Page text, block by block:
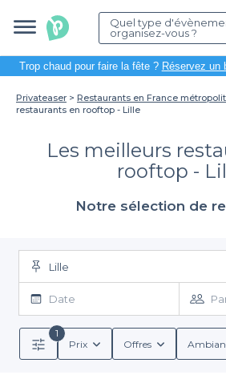
Quel type
organisez-vous ?
Trop chaud pour faire la fête ? Réservez un
Privateaser Restaurants en France
restaurants en rooftop - Lille
Les meilleurs
rooftop -
Notre sélection de
Lille
Date
1
Prix
Offres